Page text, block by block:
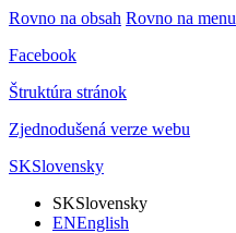
Rovno na obsah Rovno na menu
Facebook
Štruktúra stránok
Zjednodušená verze webu
SKSlovensky
SKSlovensky
ENEnglish